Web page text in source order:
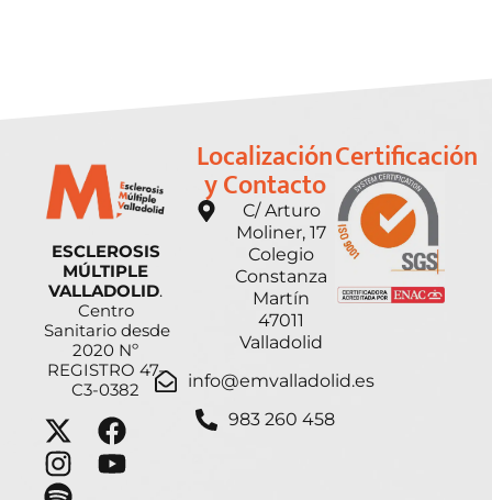
ESCLEROSIS
MÚLTIPLE
VALLADOLID.
Centro
Sanitario desde
2020 Nº
REGISTRO 47-
C3-0382
Localización
y Contacto
C/ Arturo
Moliner, 17
Colegio
Constanza
Martín
47011
Valladolid
info@emvalladolid.es
983 260 458
Certificación